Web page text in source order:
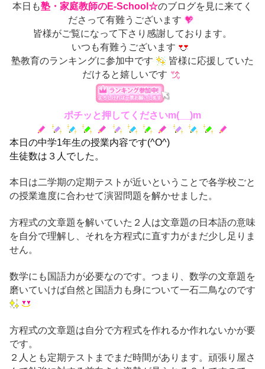
本日も塾・家庭教師のE-School☆のブログを見に来てく
ださって有難うございます
皆様がご覧になって下さり感謝しております。
いつも有難うございます
塾教育のランキングに参加中です
皆様に応援していた
だけると嬉しいです
ポチッと押してくださいm(__)m
本日の中学1年生の授業内容です(^O^)
生徒数は３人でした。
本日は二学期の定期テストが近いということで各学校ごと
の授業進度に合わせて演習問題を解かせました。
方程式の文章題を解いていた２人は文章題の日本語の意味
を自分で理解し、それを方程式に直す力がまだ少し足りま
せん。
数学にも国語力が必要なのです。つまり、数学の文章題を
磨いていけば自然と国語力も身について一石二鳥なのです
方程式の文章題は自分で方程式を作れるか作れないかが要
です。
２人とも定期テストまでまだ時間があります。頑張り屋さ